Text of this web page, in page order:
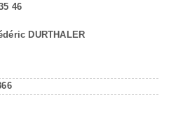
46
DURTHALER